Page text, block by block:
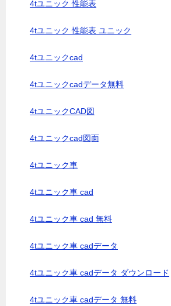
4tユニック 性能表
4tユニック 性能表 ユニック
4tユニックcad
4tユニックcadデータ無料
4tユニックCAD図
4tユニックcad図面
4tユニック車
4tユニック車 cad
4tユニック車 cad 無料
4tユニック車 cadデータ
4tユニック車 cadデータ ダウンロード
4tユニック車 cadデータ 無料